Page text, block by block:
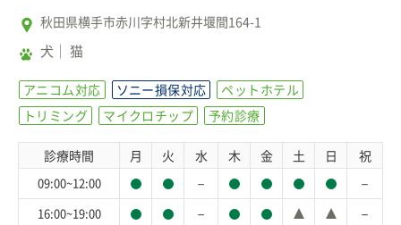
秋田県横手市赤川字村北新井堰間164-1
犬 猫
アニコム対応 ソニー損保対応
ペットホテル
トリミング
マイクロチップ 予約診療
診療時間 月 火 水 木 金 土 日 祝
09:00~12:00 － －
16:00~19:00 － －